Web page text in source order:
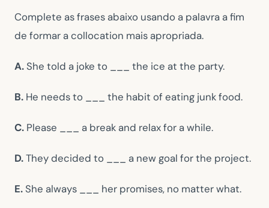
Complete as frases abaixo usando a palavra a fim
de formar a collocation mais apropriada.
A. She told a joke to ___ the ice at the party.
B. He needs to ___ the habit of eating junk food.
C. Please ___ a break and relax for a while.
D.They decided to ___ a new goal for the project.
E. She always ___ her promises, no matter what.